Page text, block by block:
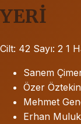
YERİ
Cilt: 42 Sayı: 2 1
Sanem
Özer Öztekin
Mehmet
Erhan Muluk